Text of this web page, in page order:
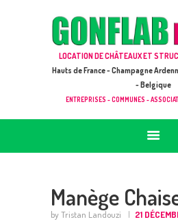
LOCATION DE CHÂTEAUX ET
Hauts de France - Champagne
- Belgique
ENTREPRISES - COMMUNES -
GONFLAB
ACCUEIL
JEUX À LOUER &
CATALOGUE / TARIF
DEMANDE DE DEVIS
Manège
by Tristan Landouzi 21